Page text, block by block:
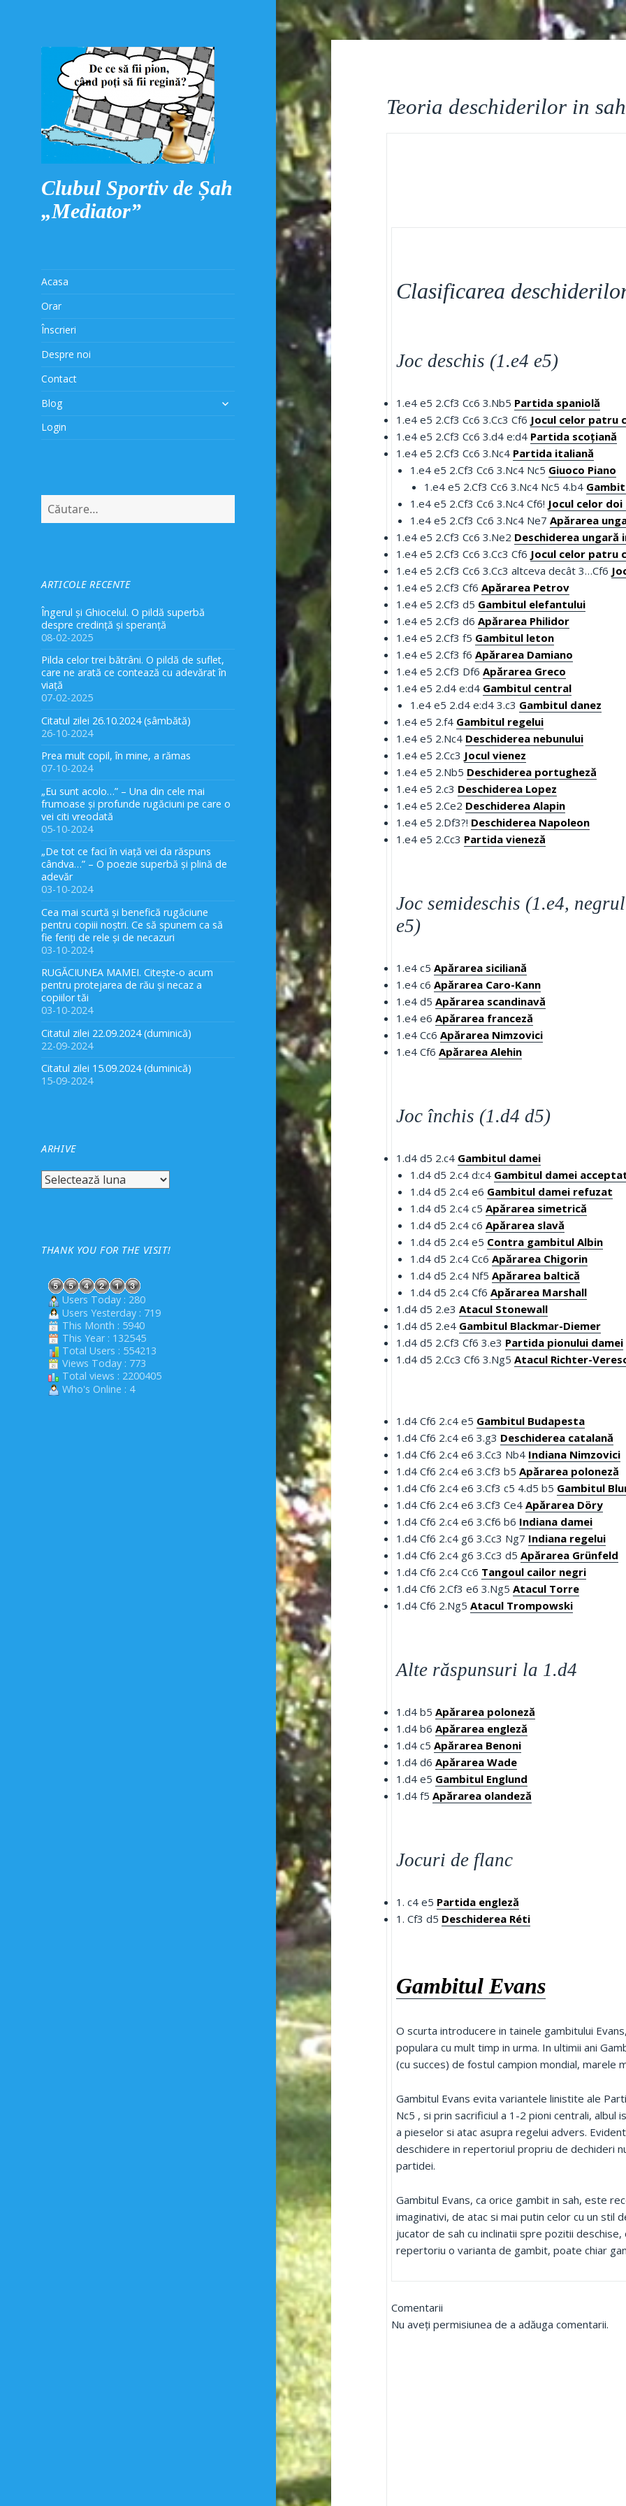
Clubul Sportiv de Șah
„Mediator”
Acasa
Orar
Înscrieri
Despre noi
Contact
Blog
extinde
Login
după:
ARTICOLE RECENTE
Îngerul și Ghiocelul. O pildă superbă
despre credință și speranță
08-02-2025
Pilda celor trei bătrâni. O pildă de suflet,
care ne arată ce contează cu adevărat în
viață
07-02-2025
Citatul zilei 26.10.2024 (sâmbătă)
26-10-2024
Prea mult copil, în mine, a rămas
07-10-2024
„Eu sunt acolo…” – Una din cele mai
frumoase și profunde rugăciuni pe care o
vei citi vreodată
05-10-2024
„De tot ce faci în viață vei da răspuns
cândva…” – O poezie superbă și plină de
adevăr
03-10-2024
Cea mai scurtă și benefică rugăciune
pentru copiii noștri. Ce să spunem ca să
fie feriți de rele și de necazuri
03-10-2024
RUGĂCIUNEA MAMEI. Citește-o acum
pentru protejarea de rău și necaz a
copiilor tăi
03-10-2024
Citatul zilei 22.09.2024 (duminică)
22-09-2024
Citatul zilei 15.09.2024 (duminică)
15-09-2024
ARHIVE
Arhive
THANK YOU FOR THE VISIT!
Users Today : 280
Users Yesterday : 719
This Month : 5940
This Year : 132545
Total Users : 554213
Views Today : 773
Total views : 2200405
Who's Online : 4
Teoria deschiderilor in sah
Clasificarea
Joc deschis (1.e4 e5)
1.e4 e5 2.Cf3 Cc6 3.Nb5 Partida spaniolă
1.e4 e5 2.Cf3 Cc6 3.Cc3 Cf6 Jocul celor patru
1.e4 e5 2.Cf3 Cc6 3.d4 e:d4 Partida scoțiană
1.e4 e5 2.Cf3 Cc6 3.Nc4 Partida italiană
1.e4 e5 2.Cf3 Cc6 3.Nc4 Nc5 Giuoco Piano
1.e4 e5 2.Cf3 Cc6 3.Nc4 Nc5 4.b4
1.e4 e5 2.Cf3 Cc6 3.Nc4 Cf6! Jocul celor doi
1.e4 e5 2.Cf3 Cc6 3.Nc4 Ne7Apărarea
1.e4 e5 2.Cf3 Cc6 3.Ne2 Deschiderea ungară
1.e4 e5 2.Cf3 Cc6 3.Cc3 Cf6 Jocul celor patru
1.e4 e5 2.Cf3 Cc6 3.Cc3 altceva decât 3…Cf6
1.e4 e5 2.Cf3 Cf6Apărarea Petrov
1.e4 e5 2.Cf3 d5 Gambitul elefantului
1.e4 e5 2.Cf3 d6Apărarea Philidor
1.e4 e5 2.Cf3 f5 Gambitul leton
1.e4 e5 2.Cf3 f6Apărarea Damiano
1.e4 e5 2.Cf3 Df6Apărarea Greco
1.e4 e5 2.d4 e:d4 Gambitul central
1.e4 e5 2.d4 e:d4 3.c3 Gambitul danez
1.e4 e5 2.f4 Gambitul regelui
1.e4 e5 2.Nc4 Deschiderea nebunului
1.e4 e5 2.Cc3 Jocul vienez
1.e4 e5 2.Nb5 Deschiderea portugheză
1.e4 e5 2.c3 Deschiderea Lopez
1.e4 e5 2.Ce2 Deschiderea Alapin
1.e4 e5 2.Df3?! Deschiderea Napoleon
1.e4 e5 2.Cc3 Partida vieneză
Joc semideschis (1.e4,
e5)
1.e4 c5Apărarea siciliană
1.e4 c6Apărarea Caro-Kann
1.e4 d5Apărarea scandinavă
1.e4 e6Apărarea franceză
1.e4 Cc6Apărarea Nimzovici
1.e4 Cf6Apărarea Alehin
Joc închis (1.d4 d5)
1.d4 d5 2.c4 Gambitul damei
1.d4 d5 2.c4 d:c4 Gambitul damei
1.d4 d5 2.c4 e6 Gambitul damei refuzat
1.d4 d5 2.c4 c5Apărarea simetrică
1.d4 d5 2.c4 c6Apărarea slavă
1.d4 d5 2.c4 e5 Contra gambitul Albin
1.d4 d5 2.c4 Cc6Apărarea Chigorin
1.d4 d5 2.c4 Nf5Apărarea baltică
1.d4 d5 2.c4 Cf6Apărarea Marshall
1.d4 d5 2.e3Atacul Stonewall
1.d4 d5 2.e4 Gambitul Blackmar-Diemer
1.d4 d5 2.Cf3 Cf6 3.e3 Partida pionului damei
1.d4 d5 2.Cc3 Cf6 3.Ng5Atacul Richter-
1.d4 Cf6 2.c4 e5 Gambitul Budapesta
1.d4 Cf6 2.c4 e6 3.g3 Deschiderea catalană
1.d4 Cf6 2.c4 e6 3.Cc3 Nb4 Indiana Nimzovici
1.d4 Cf6 2.c4 e6 3.Cf3 b5Apărarea poloneză
1.d4 Cf6 2.c4 e6 3.Cf3 c5 4.d5 b5 Gambitul
1.d4 Cf6 2.c4 e6 3.Cf3 Ce4Apărarea Döry
1.d4 Cf6 2.c4 e6 3.Cf6 b6 Indiana damei
1.d4 Cf6 2.c4 g6 3.Cc3 Ng7 Indiana regelui
1.d4 Cf6 2.c4 g6 3.Cc3 d5Apărarea Grünfeld
1.d4 Cf6 2.c4 Cc6 Tangoul cailor negri
1.d4 Cf6 2.Cf3 e6 3.Ng5Atacul Torre
1.d4 Cf6 2.Ng5Atacul Trompowski
Alte răspunsuri la 1.d4
1.d4 b5Apărarea poloneză
1.d4 b6Apărarea engleză
1.d4 c5Apărarea Benoni
1.d4 d6Apărarea Wade
1.d4 e5 Gambitul Englund
1.d4 f5Apărarea olandeză
Jocuri de flanc
1. c4 e5 Partida engleză
1. Cf3 d5 Deschiderea Réti
Gambitul Evans
O scurta introducere in tainele gambitului
populara cu mult timp in urma. In ultimii ani
(cu succes) de fostul campion mondial, marele
Gambitul Evans evita variantele linistite ale
Nc5 , si prin sacrificiul a 1-2 pioni centrali,
a pieselor si atac asupra regelui advers.
deschidere in repertoriul propriu de dechideri
partidei.
Gambitul Evans, ca orice gambit in sah, este
imaginativi, de atac si mai putin celor cu un stil
jucator de sah cu inclinatii spre pozitii
repertoriu o varianta de gambit, poate chiar
Comentarii
Nu aveți permisiunea de a adăuga comentarii.